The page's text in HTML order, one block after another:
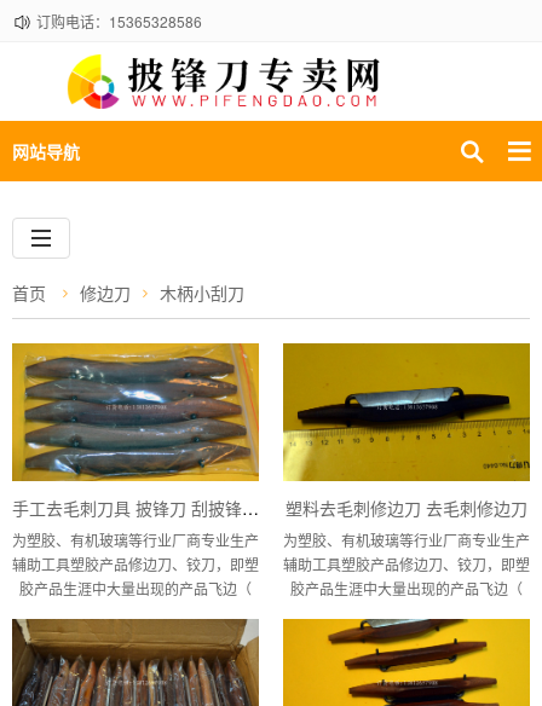
订购电话：15365328586
网站导航
首页 修边刀 木柄小刮刀
手工去毛刺刀具 披锋刀 刮披锋刀 注塑去披锋刀
为塑胶、有机玻璃等行业厂商专业生产
辅助工具塑胶产品修边刀、铰刀，即塑
胶产品生涯中大量出现的产品飞边（
塑料去毛刺修边刀 去毛刺修边刀
为塑胶、有机玻璃等行业厂商专业生产
辅助工具塑胶产品修边刀、铰刀，即塑
胶产品生涯中大量出现的产品飞边（